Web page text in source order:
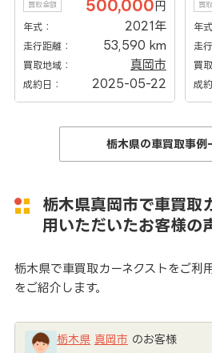
買取金額 500,000 円
年式： 2021年
走行距離： 53,590 km
買取地域： 真岡市
成約日： 2025-05-22
買
年式
走
買
成
栃木県の車買取事例
栃木県真岡市で車買取
用いただいたお客様の
栃木県で車買取カーネクストをご利
をご紹介します。
栃木県 真岡市 のお客様